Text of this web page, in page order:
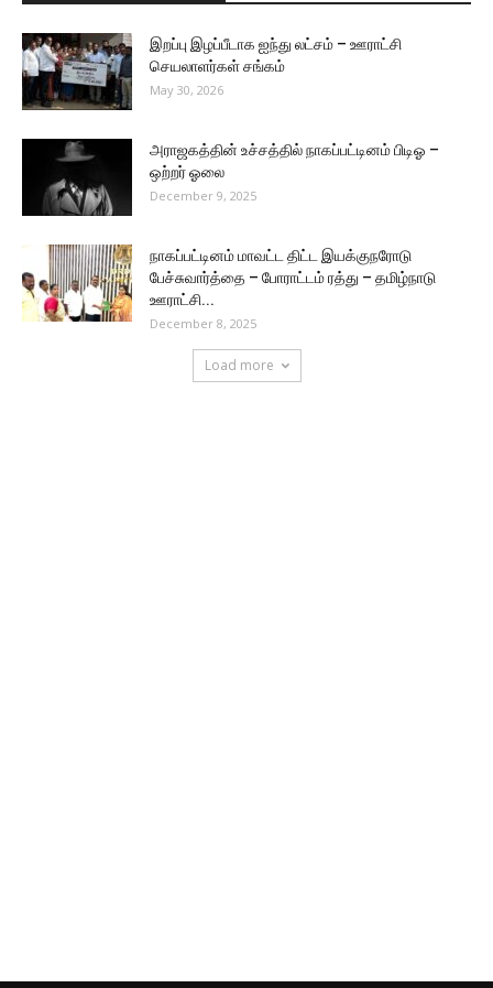
இறப்பு இழப்பீடாக ஐந்து லட்சம் – ஊராட்சி
செயலாளர்கள் சங்கம்
May 30, 2026
அராஜகத்தின் உச்சத்தில் நாகப்பட்டினம் பிடிஓ –
ஒற்றர் ஓலை
December 9, 2025
நாகப்பட்டினம் மாவட்ட திட்ட இயக்குநரோடு
பேச்சுவார்த்தை – போராட்டம் ரத்து – தமிழ்நாடு
ஊராட்சி...
December 8, 2025
Load more